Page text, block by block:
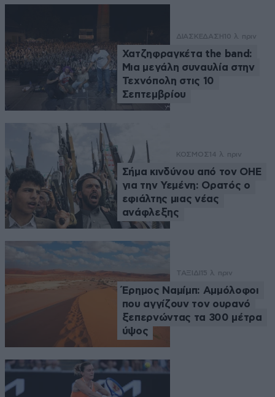
ΔΙΑΣΚΕΔΑΣΗ 10 λ. πριν
Χατζηφραγκέτα the band:
Μια μεγάλη συναυλία στην
Τεχνόπολη στις 10
Σεπτεμβρίου
ΚΟΣΜΟΣ 14 λ. πριν
Σήμα κινδύνου από τον ΟΗΕ
για την Υεμένη: Ορατός ο
εφιάλτης μιας νέας
ανάφλεξης
ΤΑΞΙΔΙ 15 λ. πριν
Έρημος Ναμίμπ: Αμμόλοφοι
που αγγίζουν τον ουρανό
ξεπερνώντας τα 300 μέτρα
ύψος